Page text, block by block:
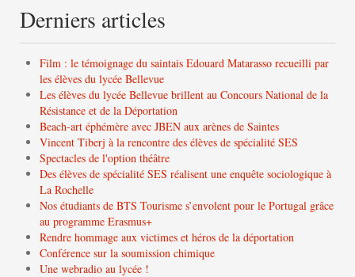
Derniers articles
Film : le témoignage du saintais Edouard Matarasso recueilli par
les élèves du lycée Bellevue
Les élèves du lycée Bellevue brillent au Concours National de la
Résistance et de la Déportation
Beach-art éphémère avec JBEN aux arènes de Saintes
Vincent Tiberj à la rencontre des élèves de spécialité SES
Spectacles de l'option théâtre
Des élèves de spécialité SES réalisent une enquête sociologique à
La Rochelle
Nos étudiants de BTS Tourisme s’envolent pour le Portugal grâce
au programme Erasmus+
Rendre hommage aux victimes et héros de la déportation
Conférence sur la soumission chimique
Une webradio au lycée !